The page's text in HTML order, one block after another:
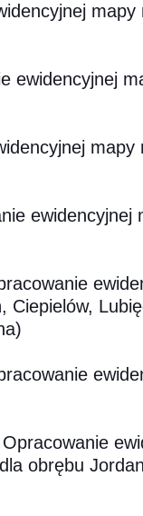
ewidencyjnej
ewidencyjnej
obrębu